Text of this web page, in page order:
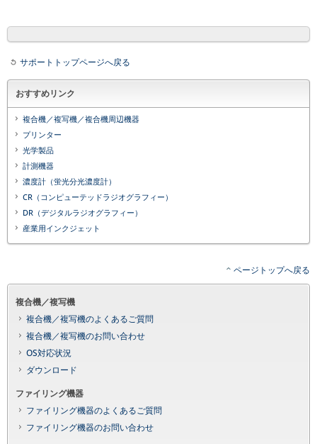
サポートトップページへ戻る
おすすめリンク
複合機／複写機／複合機周辺機器
プリンター
光学製品
計測機器
濃度計（蛍光分光濃度計）
CR（コンピューテッドラジオグラフィー）
DR（デジタルラジオグラフィー）
産業用インクジェット
ページトップへ戻る
複合機／複写機
複合機／複写機のよくあるご質問
複合機／複写機のお問い合わせ
OS対応状況
ダウンロード
ファイリング機器
ファイリング機器のよくあるご質問
ファイリング機器のお問い合わせ